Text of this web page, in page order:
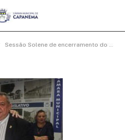
Sessão Solene de encerramento do 4º período Legislativo da 19ª Legislatura